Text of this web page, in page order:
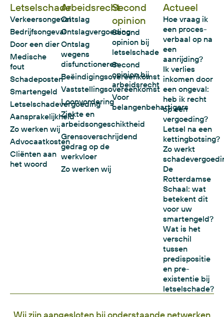
Letselschade
Verkeersongeval
Bedrijfsongeval
Door een dier
Medische
fout
Schadeposten
Smartengeld
Letselschadevergoeding
Aansprakelijkheid
Zo werken wij
Advocaatkosten
Cliënten aan
het woord
Arbeidsrecht
Ontslag
Ontslagvergoeding
Ontslag
wegens
disfunctioneren
Beëindigingsovereenkomst
Vaststellingsovereenkomst
Loonvordering
Ziekte en
arbeidsongeschiktheid
Grensoverschrijdend
gedrag op de
werkvloer
Zo werken wij
Second
opinion
Second
opinion bij
letselschade
Second
opinion bij
arbeidsrecht
Voor
belangenbehartigers
Actueel
Hoe vraag ik
een proces-
verbaal op na
een
aanrijding?
Ik verlies
inkomen door
een ongeval:
heb ik recht
op een
vergoeding?
Letsel na een
kettingbotsing?
Zo werkt
De
Rotterdamse
Schaal: wat
betekent dit
voor uw
smartengeld?
Wat is het
verschil
tussen
predispositie
en pre-
existentie bij
letselschade?
Wij zijn aangesloten bij onderstaande netwerken